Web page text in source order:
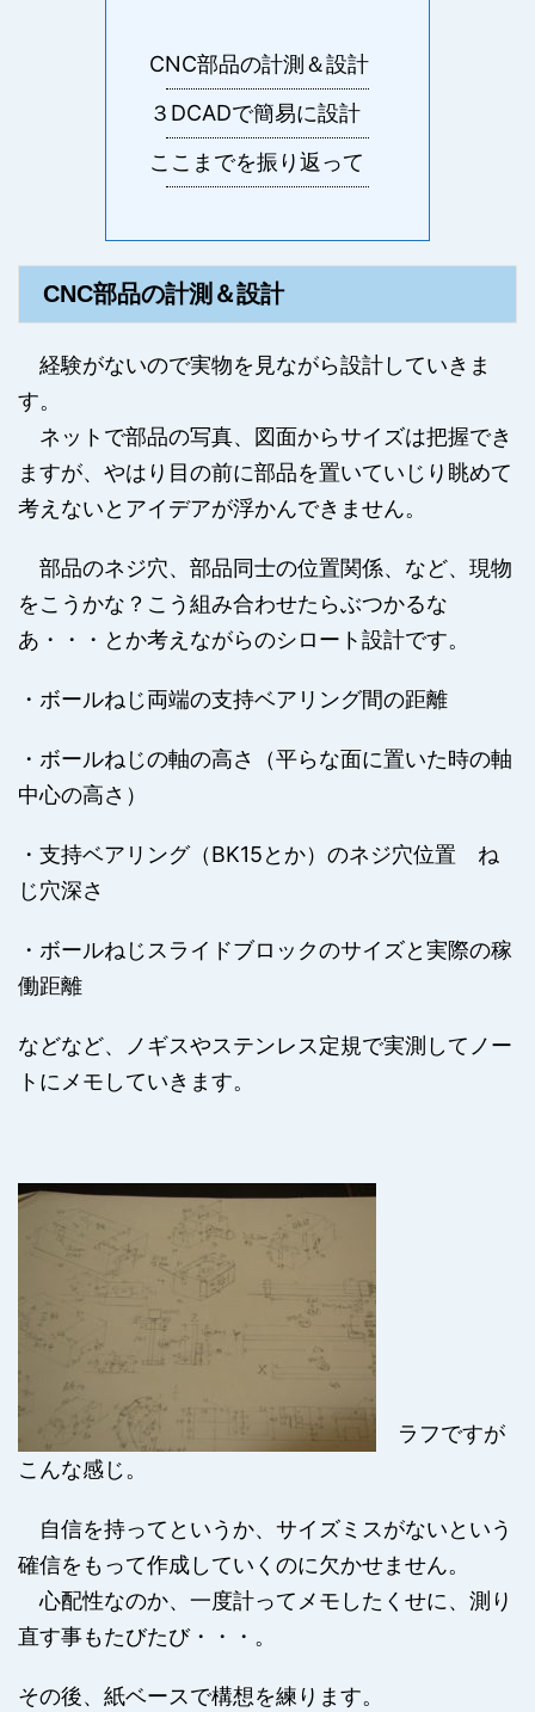
CNC部品の計測＆設計
３DCADで簡易に設計
ここまでを振り返って
CNC部品の計測＆設計
経験がないので実物を見ながら設計していきま
す。
ネットで部品の写真、図面からサイズは把握でき
ますが、やはり目の前に部品を置いていじり眺めて
考えないとアイデアが浮かんできません。
部品のネジ穴、部品同士の位置関係、など、現物
をこうかな？こう組み合わせたらぶつかるな
あ・・・とか考えながらのシロート設計です。
・ボールねじ両端の支持ベアリング間の距離
・ボールねじの軸の高さ（平らな面に置いた時の軸
中心の高さ）
・支持ベアリング（BK15とか）のネジ穴位置 ね
じ穴深さ
・ボールねじスライドブロックのサイズと実際の稼
働距離
などなど、ノギスやステンレス定規で実測してノー
トにメモしていきます。
ラフですが
こんな感じ。
自信を持ってというか、サイズミスがないという
確信をもって作成していくのに欠かせません。
心配性なのか、一度計ってメモしたくせに、測り
直す事もたびたび・・・。
その後、紙ベースで構想を練ります。